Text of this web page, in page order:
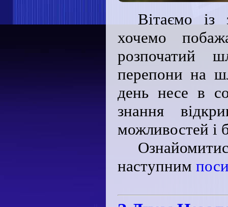
Вітаємо із
хочемо
розпочатий
перепони на
день несе в
знання
можливостей і
наступним